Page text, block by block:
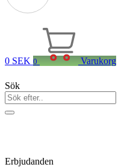
0 SEK 0 Varukorg
Sök
Erbjudanden